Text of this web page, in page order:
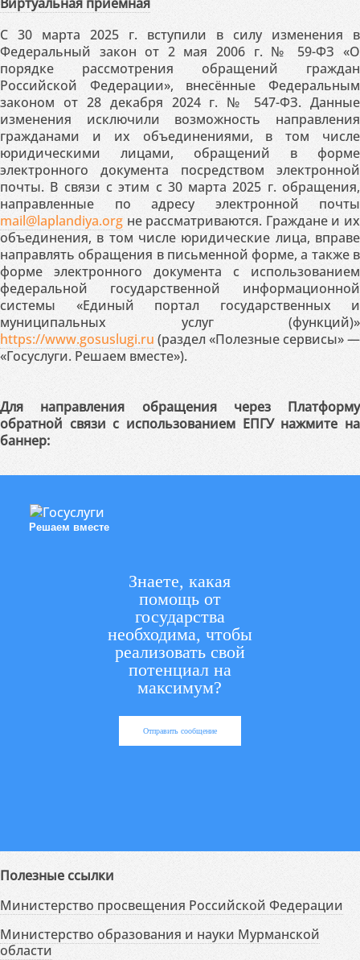
С 30 марта 2025 г. вступили в силу изменения в
Федеральный закон от 2 мая 2006 г. № 59-ФЗ «О
порядке рассмотрения обращений граждан
Российской Федерации», внесённые Федеральным
законом от 28 декабря 2024 г. № 547-ФЗ. Данные
изменения исключили возможность направления
гражданами и их объединениями, в том числе
юридическими лицами, обращений в форме
электронного документа посредством электронной
почты. В связи с этим с 30 марта 2025 г. обращения,
направленные по адресу электронной почты
mail@laplandiya.org не рассматриваются. Граждане и их
объединения, в том числе юридические лица, вправе
направлять обращения в письменной форме, а также в
форме электронного документа с использованием
федеральной государственной информационной
системы «Единый портал государственных и
муниципальных услуг (функций)»
https://www.gosuslugi.ru (раздел «Полезные сервисы» —
«Госуслуги. Решаем вместе»).
Для направления обращения через Платформу
обратной связи с использованием ЕПГУ нажмите на
баннер:
Решаем вместе
Знаете, какая
помощь от
государства
необходима, чтобы
реализовать свой
потенциал на
максимум?
Отправить сообщение
Полезные ссылки
Министерство просвещения Российской Федерации
Министерство образования и науки Мурманской
области